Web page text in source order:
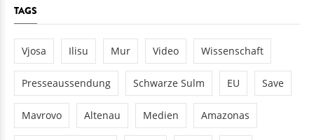
TAGS
Vjosa Ilisu Mur Video Wissenschaft
Presseaussendung Schwarze Sulm EU Save
Mavrovo Altenau Medien Amazonas